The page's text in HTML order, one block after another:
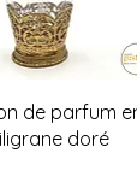
Quick View
de parfum
doré